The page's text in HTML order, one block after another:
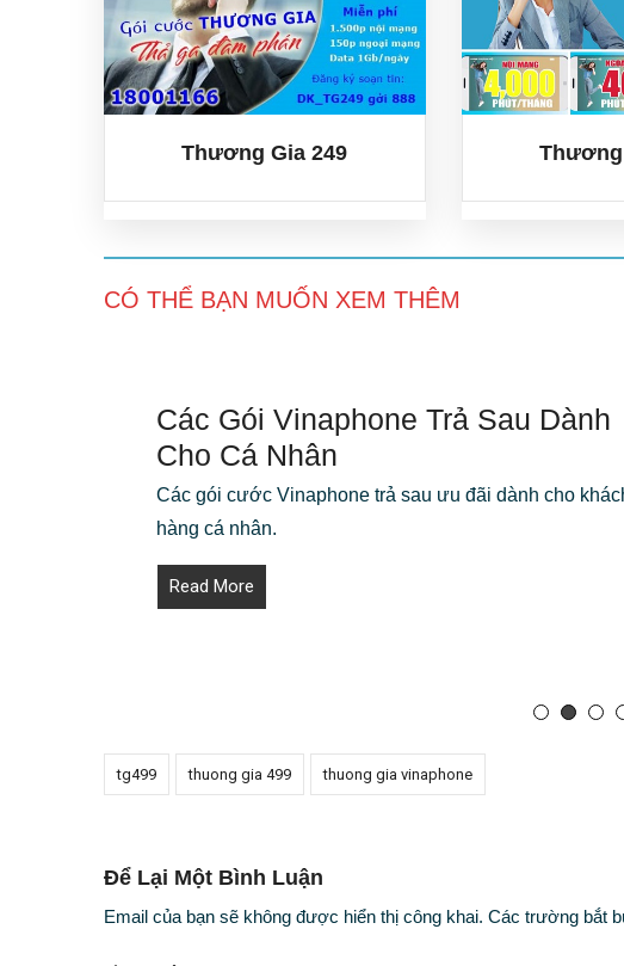
Thương Gia 249
* Data: 1Gb/ngày
* Ngoài mạng: 150 phút/th
* Nội mạng: 1.500 phút/th
* Giá trọn gói: 249.000đ/th
XEM THÊM Thương
* Ngoài
* Nội
* Giá
CÓ THỂ BẠN MUỐN XEM THÊM
Các Gói Vinaphone Trả Sau Dành
Cho Cá Nhân
Các gói cước Vinaphone trả sau ưu đãi dành cho
hàng cá nhân.
Read More
tg499 thuong gia 499 thuong gia vinaphone
Để Lại Một Bình Luận
Email của bạn sẽ không được hiển thị công khai. Các trường bắt